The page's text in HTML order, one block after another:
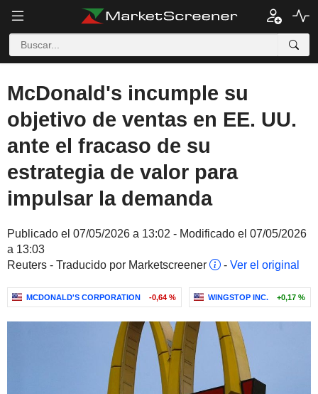
McDonald's incumple su
objetivo de ventas en EE. UU.
ante el fracaso de su
estrategia de valor para
impulsar la demanda
Publicado el 07/05/2026 a 13:02 - Modificado el 07/05/2026
a 13:03
Reuters - Traducido por Marketscreener
- Ver el original
MCDONALD'S CORPORATION -0,64 % WINGSTOP INC. +0,17 %